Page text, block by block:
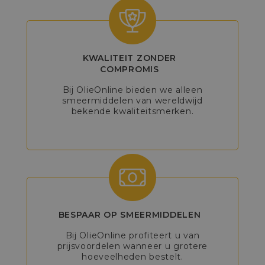
KWALITEIT ZONDER
COMPROMIS
Bij OlieOnline bieden we alleen
smeermiddelen van wereldwijd
bekende kwaliteitsmerken.
BESPAAR OP SMEERMIDDELEN
Bij OlieOnline profiteert u van
prijsvoordelen wanneer u grotere
hoeveelheden bestelt.